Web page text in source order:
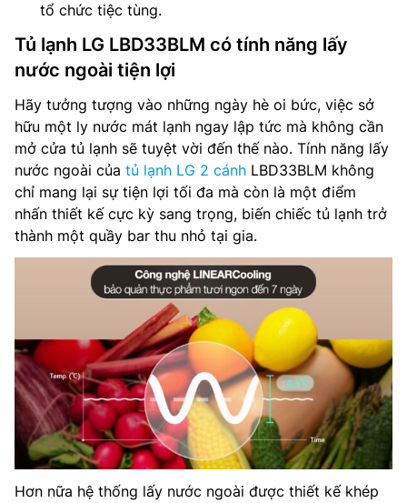
tổ chức tiệc tùng.
Tủ lạnh LG LBD33BLM có tính năng lấy
nước ngoài tiện lợi
Hãy tưởng tượng vào những ngày hè oi bức, việc sở
hữu một ly nước mát lạnh ngay lập tức mà không cần
mở cửa tủ lạnh sẽ tuyệt vời đến thế nào. Tính năng lấy
nước ngoài của tủ lạnh LG 2 cánh LBD33BLM không
chỉ mang lại sự tiện lợi tối đa mà còn là một điểm
nhấn thiết kế cực kỳ sang trọng, biến chiếc tủ lạnh trở
thành một quầy bar thu nhỏ tại gia.
Hơn nữa hệ thống lấy nước ngoài được thiết kế khép